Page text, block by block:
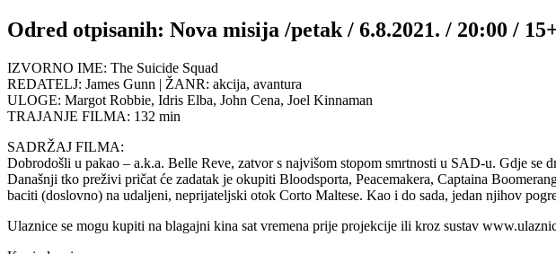
Odred otpisanih: Nova misija /petak / 6.8.2021. / 20:00 /
IZVORNO IME: The Suicide Squad
REDATELJ: James Gunn | ŽANR: akcija, avantura
ULOGE: Margot Robbie, Idris Elba, John Cena, Joel Kinnaman
TRAJANJE FILMA: 132 min
SADRŽAJ FILMA:
Dobrodošli u pakao – a.k.a. Belle Reve, zatvor s najvišom stopom smrtnosti u SAD-u. Gdje
Današnji tko preživi pričat će zadatak je okupiti Bloodsporta, Peacemakera, Captaina
baciti (doslovno) na udaljeni, neprijateljski otok Corto Maltese. Kao i do sada, jedan njihov
Ulaznice se mogu kupiti na blagajni kina sat vremena prije projekcije ili kroz sustav